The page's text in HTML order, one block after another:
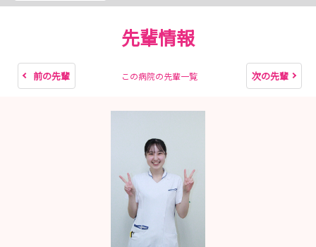
先輩情報
前の先輩 この病院の先輩一覧 次の先輩